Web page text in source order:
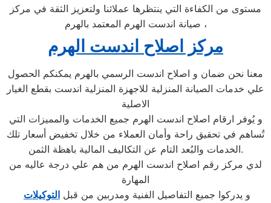
مستوى من الكفاءة التي ينتظرها عملائنا ولتعزيز الثقة في مركز
صيانة اندست الهرم المعتمد بالهرم ،
مركز اصلاح اندست الهرم
معنا نحن ضمان و اصلاح اندست الرسمي بالهرم يمكنكم الحصول
علي خدمات الصيانة المنزلية للاجهزة المنزلية اندست بقطع الغيار
الاصلية
و يُوفر ارقام اصلاح اندست الهرم جميع الخدمات والمميزات التي
تُساهم في تحقيق راحة وأمان العملاء من خلال تخفيض أسعار تلك
الخدمات والبُعد التام عن التكاليف المالية باهظة الثمن.
لدي مركز رقم اصلاح اندست الهرم من هم علي درجة عاليه من
المهارة
و يدركوا جميع التفاصيل الفنية ومدربين من قبل التوكيلات